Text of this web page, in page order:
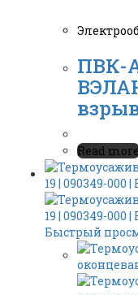
ПВК-
Read
Быстрый